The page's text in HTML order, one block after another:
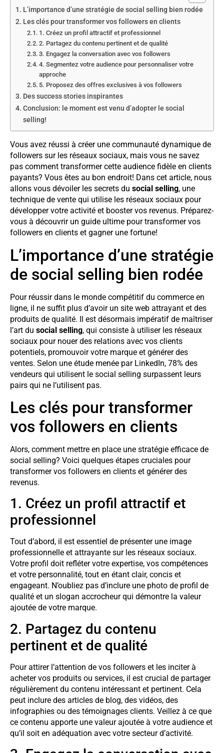
L’importance d’une stratégie de social selling bien rodée
Les clés pour transformer vos followers en clients
1. Créez un profil attractif et professionnel
2. Partagez du contenu pertinent et de qualité
3. Engagez la conversation avec vos followers
4. Segmentez votre audience pour personnaliser votre
approche
5. Proposez des offres exclusives à vos followers
Des success stories inspirantes
Conclusion: le moment est venu d’adopter le social
selling!
Vous avez réussi à créer une communauté dynamique de
followers sur les réseaux sociaux, mais vous ne savez
pas comment transformer cette audience fidèle en clients
payants? Vous êtes au bon endroit! Dans cet article, nous
allons vous dévoiler les secrets du social selling, une
technique de vente qui utilise les réseaux sociaux pour
développer votre activité et booster vos revenus. Préparez-
vous à découvrir un guide ultime pour transformer vos
followers en clients et gagner une fortune!
L’importance d’une stratégie
de social selling bien rodée
Pour réussir dans le monde compétitif du commerce en
ligne, il ne suffit plus d’avoir un site web attrayant et des
produits de qualité. Il est désormais impératif de maîtriser
l’art du social selling, qui consiste à utiliser les réseaux
sociaux pour nouer des relations avec vos clients
potentiels, promouvoir votre marque et générer des
ventes. Selon une étude menée par LinkedIn, 78% des
vendeurs qui utilisent le social selling surpassent leurs
pairs qui ne l’utilisent pas.
Les clés pour transformer
vos followers en clients
Alors, comment mettre en place une stratégie efficace de
social selling? Voici quelques étapes cruciales pour
transformer vos followers en clients et générer des
revenus.
1. Créez un profil attractif et
professionnel
Tout d’abord, il est essentiel de présenter une image
professionnelle et attrayante sur les réseaux sociaux.
Votre profil doit refléter votre expertise, vos compétences
et votre personnalité, tout en étant clair, concis et
engageant. N’oubliez pas d’inclure une photo de profil de
qualité et un slogan accrocheur qui démontre la valeur
ajoutée de votre marque.
2. Partagez du contenu
pertinent et de qualité
Pour attirer l’attention de vos followers et les inciter à
acheter vos produits ou services, il est crucial de partager
régulièrement du contenu intéressant et pertinent. Cela
peut inclure des articles de blog, des vidéos, des
infographies ou des témoignages clients. Veillez à ce que
ce contenu apporte une valeur ajoutée à votre audience et
qu’il soit en adéquation avec votre secteur d’activité.